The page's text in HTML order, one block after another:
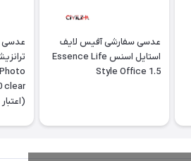
عدسی سفارشی آفیس لایف
استایل اسنس Essence Life
Style Office 1.5
عدسی